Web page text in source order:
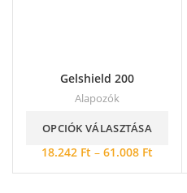
Gelshield 200
Alapozók
18.242 Ft – 61.008 Ft
OPCIÓK VÁLASZTÁSA